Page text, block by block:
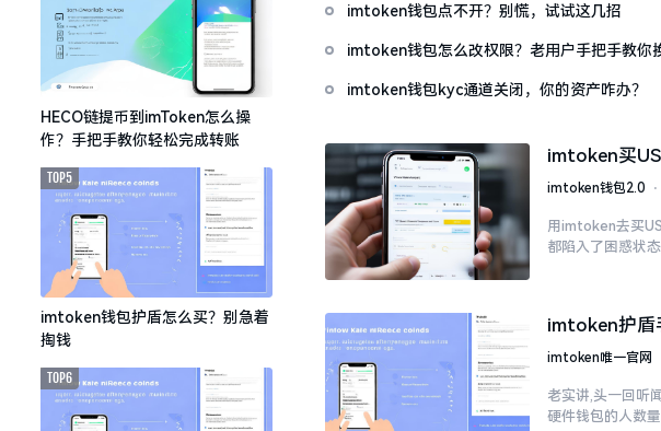
HECO链提币到imToken怎么操
作？手把手教你轻松完成转账
imtoken钱包护盾怎么买？别急着
掏钱
TOP5
TOP6
imtoken钱包点不开？别慌，试试这几招
imtoken钱包怎么改权限？老用户手把手教你
imtoken钱包kyc通道关闭，你的资产咋办？
imtoken买
imtoken钱包2.0 ⋅
用imtoken去买
都陷入了困惑状
imtoken护盾
imtoken唯一官网
老实讲,头一回听
硬件钱包的人数